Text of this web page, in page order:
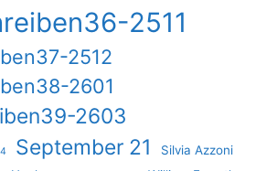
2511
2512
2601
2603
September 21 Silvia Azzoni